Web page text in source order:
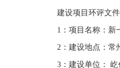
建设项目环评文
1：项目名称：新
2：建设地点：常
3：建设单位：